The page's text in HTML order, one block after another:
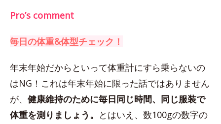
Pro’s comment
毎日の体重&体型チェック！
年末年始だからといって体重計にすら乗らないの
はNG！これは年末年始に限った話ではありません
が、 健康維持のために毎日同じ時間、同じ服装で
体重を測りましょう。 とはいえ、数100gの数字の